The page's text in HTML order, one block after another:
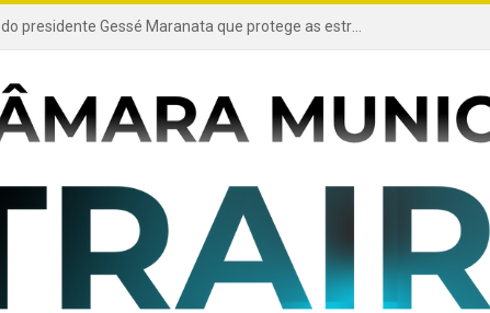
Projeto de autoria do presidente Gessé Maranata que protege as estradas vicinais de Trairão é transformado em lei